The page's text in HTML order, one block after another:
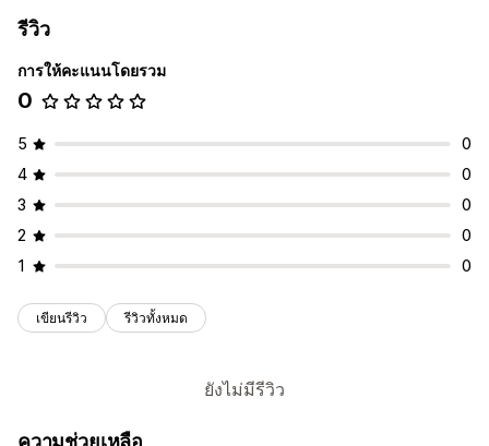
รีวิว
การให้คะแนนโดยรวม
0
5
0
4
0
3
0
2
0
1
0
เขียนรีวิว รีวิวทั้งหมด
ยังไม่มีรีวิว